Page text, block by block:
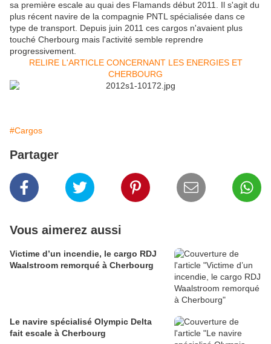
sa première escale au quai des Flamands début 2011. Il s'agit du
plus récent navire de la compagnie PNTL spécialisée dans ce
type de transport. Depuis juin 2011 ces cargos n'avaient plus
touché Cherbourg mais l'activité semble reprendre
progressivement.
RELIRE L'ARTICLE CONCERNANT LES ENERGIES ET
CHERBOURG
#Cargos
Partager
Vous aimerez aussi
Victime d’un incendie, le cargo RDJ
Waalstroom remorqué à Cherbourg
Le navire spécialisé Olympic Delta
fait escale à Cherbourg